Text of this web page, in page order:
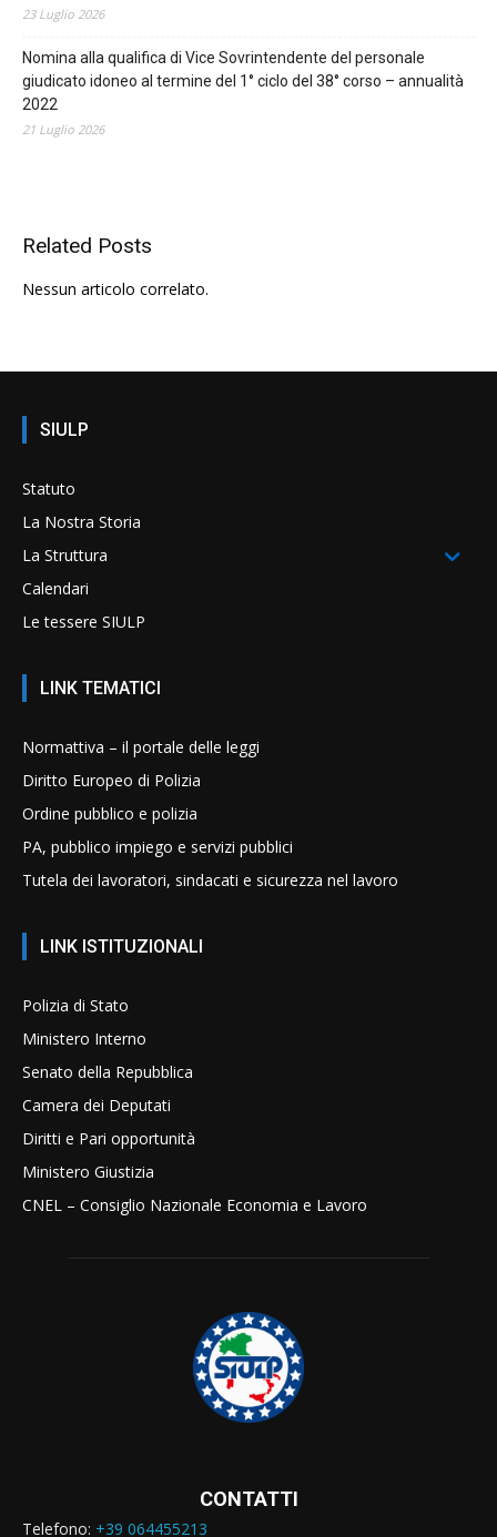
23 Luglio 2026
Nomina alla qualifica di Vice Sovrintendente del personale
giudicato idoneo al termine del 1° ciclo del 38° corso – annualità
2022
21 Luglio 2026
Related Posts
Nessun articolo correlato.
SIULP
Statuto
La Nostra Storia
La Struttura
Calendari
Le tessere SIULP
LINK TEMATICI
Normattiva – il portale delle leggi
Diritto Europeo di Polizia
Ordine pubblico e polizia
PA, pubblico impiego e servizi pubblici
Tutela dei lavoratori, sindacati e sicurezza nel lavoro
LINK ISTITUZIONALI
Polizia di Stato
Ministero Interno
Senato della Repubblica
Camera dei Deputati
Diritti e Pari opportunità
Ministero Giustizia
CNEL – Consiglio Nazionale Economia e Lavoro
CONTATTI
Telefono: +39 064455213